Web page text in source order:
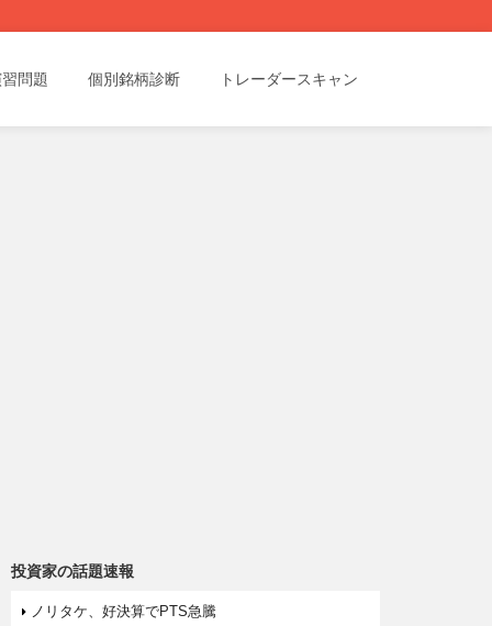
問題 個別銘柄診断 トレーダースキャン
投資家の話題速報
ノリタケ、好決算でPTS急騰